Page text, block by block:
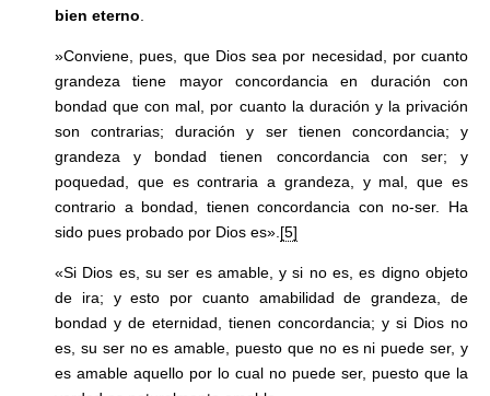
bien eterno
»Conviene, pues, que Dios sea por necesidad, por cuanto
grandeza tiene mayor concordancia en duración con
bondad que con mal, por cuanto la duración y la privación
son contrarias; duración y ser tienen concordancia; y
grandeza y bondad tienen concordancia con ser; y
poquedad, que es contraria a grandeza, y mal, que es
contrario a bondad, tienen concordancia con no-ser. Ha
sido pues probado por Dios es». [5]
«Si Dios es, su ser es amable, y si no es, es digno objeto
de ira; y esto por cuanto amabilidad de grandeza, de
bondad y de eternidad, tienen concordancia; y si Dios no
es, su ser no es amable, puesto que no es ni puede ser, y
es amable aquello por lo cual no puede ser, puesto que la